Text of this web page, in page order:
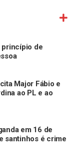
princípio de
Major Fábio e
ao PL e ao
em 16 de
santinhos é crime